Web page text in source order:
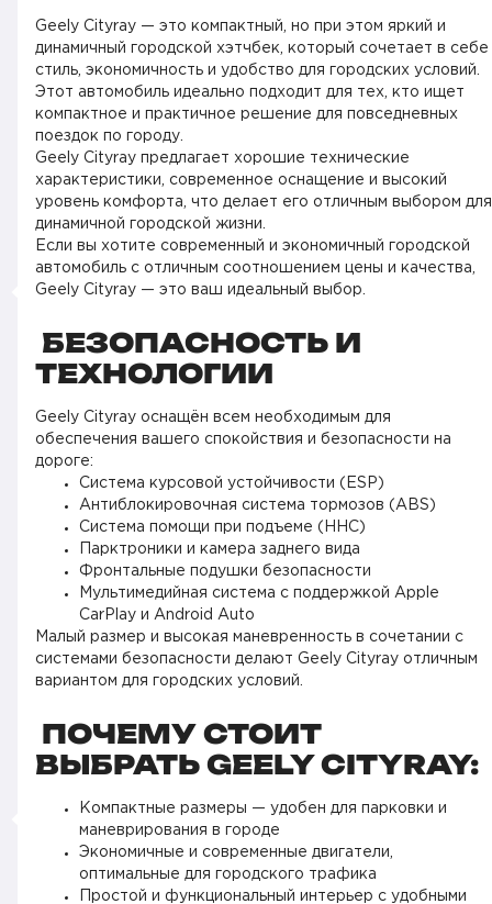
Geely Cityray — это компактный, но при этом яркий и
динамичный городской хэтчбек, который сочетает в себе
стиль, экономичность и удобство для городских условий.
Этот автомобиль идеально подходит для тех, кто ищет
компактное и практичное решение для повседневных
поездок по городу.
Geely Cityray предлагает хорошие технические
характеристики, современное оснащение и высокий
уровень комфорта, что делает его отличным выбором для
динамичной городской жизни.
Если вы хотите современный и экономичный городской
автомобиль с отличным соотношением цены и качества,
Geely Cityray — это ваш идеальный выбор.
БЕЗОПАСНОСТЬ И
ТЕХНОЛОГИИ
Geely Cityray оснащён всем необходимым для
обеспечения вашего спокойствия и безопасности на
дороге:
Система курсовой устойчивости (ESP)
Антиблокировочная система тормозов (ABS)
Система помощи при подъеме (HHC)
Парктроники и камера заднего вида
Фронтальные подушки безопасности
Мультимедийная система с поддержкой Apple
CarPlay и Android Auto
Малый размер и высокая маневренность в сочетании с
системами безопасности делают Geely Cityray отличным
вариантом для городских условий.
ПОЧЕМУ СТОИТ
ВЫБРАТЬ GEELY CITYRAY:
Компактные размеры — удобен для парковки и
маневрирования в городе
Экономичные и современные двигатели,
оптимальные для городского трафика
Простой и функциональный интерьер с удобными